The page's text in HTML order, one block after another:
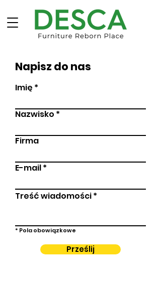
Napisz do nas
Imię
Nazwisko
Firma
E-mail
Treść wiadomości
* Pola obowiązkowe
Prześlij